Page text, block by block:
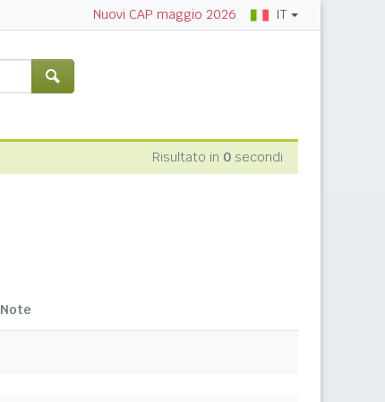
Nuovi CAP maggio 2026 IT
Risultato in 0 secondi
Note